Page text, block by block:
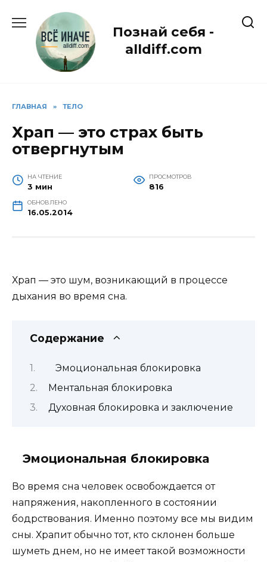
содержанию
Познай себя -
alldiff.com
ГЛАВНАЯ » ТЕЛО
Храп — это страх быть
отвергнутым
НА ЧТЕНИЕ
3 мин
ПРОСМОТРОВ
816
ОБНОВЛЕНО
16.05.2014
Храп — это шум, возникающий в процессе
дыхания во время сна.
Содержание
Эмоциональная блокировка
Ментальная блокировка
Духовная блокировка и заключение
Эмоциональная блокировка
Во время сна человек освобождается от
напряжения, накопленного в состоянии
бодрствования. Именно поэтому все мы видим
сны. Храпит обычно тот, кто склонен больше
шуметь днем, но не имеет такой возможности